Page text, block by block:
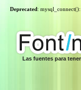
Deprecated:
Las fuentes para